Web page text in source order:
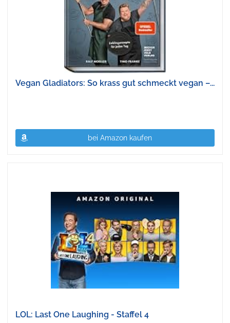
Vegan Gladiators: So krass gut schmeckt vegan –...
bei Amazon kaufen
LOL: Last One Laughing - Staffel 4